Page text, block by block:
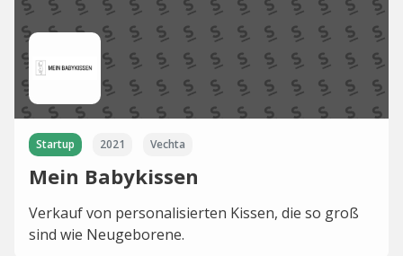
Startup 2021 Vechta
Mein Babykissen
Verkauf von personalisierten Kissen, die so groß
sind wie Neugeborene.